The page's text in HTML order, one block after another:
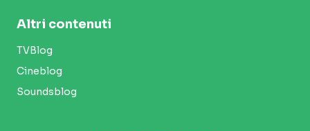
Altri contenuti
TVBlog
Cineblog
Soundsblog